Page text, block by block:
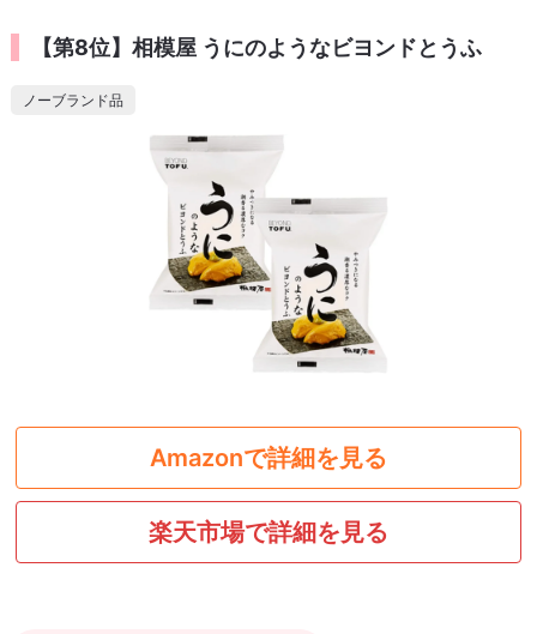
【第8位】相模屋 うにのようなビヨンドとうふ
ノーブランド品
Amazonで詳細を見る
楽天市場で詳細を見る